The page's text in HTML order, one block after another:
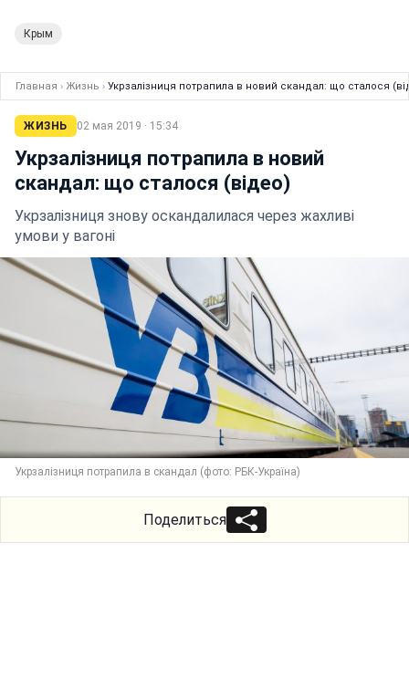
Крым
Главная › Жизнь › Укрзалізниця потрапила в новий скандал: що сталося
ЖИЗНЬ 02 мая 2019 · 15:34
Укрзалізниця потрапила в новий
скандал: що сталося (відео)
Укрзалізниця знову оскандалилася через жахливі
умови у вагоні
Укрзалізниця потрапила в скандал (фото: РБК-Україна)
Поделиться